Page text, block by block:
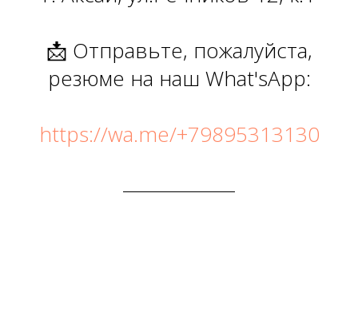
📩 Отправьте, пожалуйста,
резюме на наш What'sApp:
https://wa.me/+79895313130